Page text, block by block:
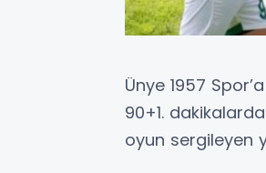
Ünye 1957
90+1.
oyun sergileyen